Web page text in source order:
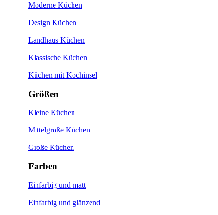
Moderne Küchen
Design Küchen
Landhaus Küchen
Klassische Küchen
Küchen mit Kochinsel
Größen
Kleine Küchen
Mittelgroße Küchen
Große Küchen
Farben
Einfarbig und matt
Einfarbig und glänzend